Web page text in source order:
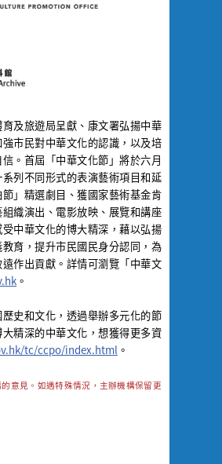
育及旅遊局呈獻、康文署弘揚中華
市民對中華文化的認識，以及培
。首屆「中華文化節」將於六月
列不同形式的表演藝術項目和延
」精選劇目、獲國家藝術基金肯
織演出、電影放映、展覽和講座
中華文化的博大精深，藉以弘揚
育，提升市民國民身分認同，為
遠作出貢獻。詳情可瀏覽「中華文
。
史和文化，透過舉辦多元化的節
精深的中華文化，想獲得更多資
tc/ccpo/index.html 。
意見。如遇特殊情況，主辦機構保留更